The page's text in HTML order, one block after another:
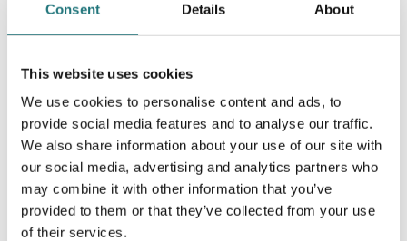
Consent Details About
This website uses cookies
We use cookies to personalise content and ads, to
provide social media features and to analyse our traffic.
We also share information about your use of our site with
our social media, advertising and analytics partners who
may combine it with other information that you’ve
provided to them or that they’ve collected from your use
of their services.